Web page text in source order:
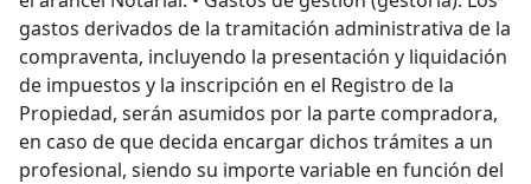
gastos derivados de la tramitación administrativa de la
compraventa, incluyendo la presentación y liquidación
de impuestos y la inscripción en el Registro de la
Propiedad, serán asumidos por la parte compradora,
en caso de que decida encargar dichos trámites a un
profesional, siendo su importe variable en función del